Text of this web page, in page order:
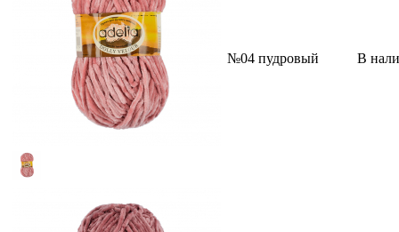
№04 пудровый В